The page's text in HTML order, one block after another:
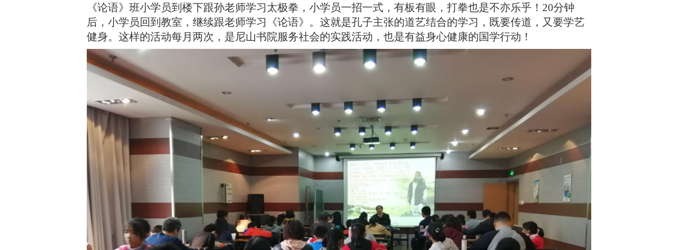
《论语》班小学员到楼下跟孙老师学习太极拳，小学员一招一式，有板有眼，打拳也是不亦乐乎！ 20分钟
后，小学员回到教室，继续跟老师学习《论语》。这就是孔子主张的道艺结合的学习，既要传道，又要学艺
健身。这样的活动每月两次，是尼山书院服务社会的实践活动，也是有益身心健康的国学行动！